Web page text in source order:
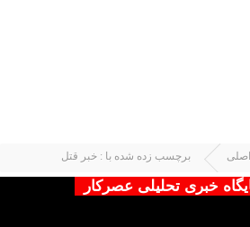
برچسب زده شده با : خبر قتل
خبری تحلیلی عصرکار